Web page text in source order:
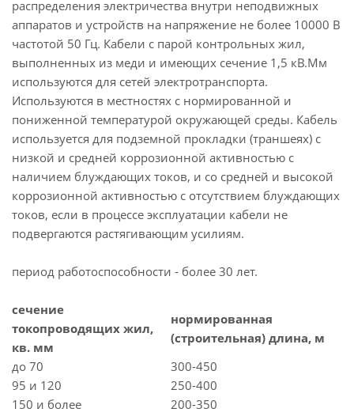
распределения электричества внутри неподвижных
аппаратов и устройств на напряжение не более 10000 В
частотой 50 Гц. Кабели с парой контрольных жил,
выполненных из меди и имеющих сечение 1,5 кВ.Мм
используются для сетей электротранспорта.
Используются в местностях с нормированной и
пониженной температурой окружающей среды. Кабель
используется для подземной прокладки (траншеях) с
низкой и средней коррозионной активностью с
наличием блуждающих токов, и со средней и высокой
коррозионной активностью с отсутствием блуждающих
токов, если в процессе эксплуатации кабели не
подвергаются растягивающим усилиям.
период работоспособности - более 30 лет.
сечение
токопроводящих жил,
кв. мм
нормированная
(строительная) длина, м
до 70
300-450
95 и 120
250-400
150 и более
200-350